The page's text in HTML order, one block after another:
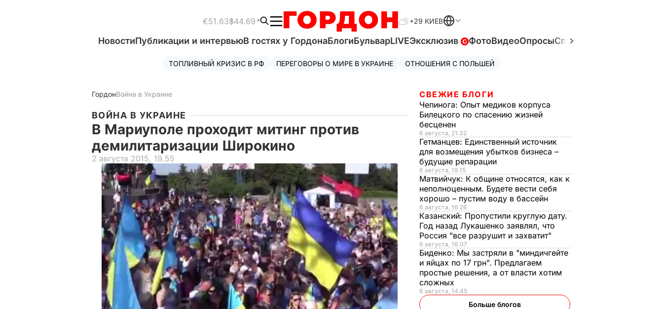
€51.63$44.69 +29 КИЕВ
НовостиПубликации и интервьюВ гостях у ГордонаБлогиБульварLIVEЭксклюзив ФотоВидеоОпросыСпецпроекты
ТОПЛИВНЫЙ КРИЗИС В РФ ПЕРЕГОВОРЫ О МИРЕ В УКРАИНЕ ОТНОШЕНИЯ С ПОЛЬШЕЙ
ГордонВойна в Украине
ВОЙНА В УКРАИНЕ
В Мариуполе проходит митинг против
демилитаризации Широкино
2 августа 2015, 19.55
СВЕЖИЕ БЛОГИ
Чепинога: Опыт медиков корпуса
Билецкого по спасению жизней
бесценен
6 августа, 21.32
Гетманцев: Единственный источник
для возмещения убытков бизнеса –
будущие репарации
6 августа, 19.15
Матвийчук: К общине относятся, как к
неполноценным. Будете вести себя
хорошо – пустим воду в бассейн
6 августа, 16.26
Казанский: Пропустили круглую дату.
Год назад Лукашенко заявлял, что
Россия "все разрушит и захватит"
6 августа, 16.07
Биденко: Мы застряли в "миндичгейте
и яйцах по 17 грн". Предлагаем
простые решения, а от власти хотим
сложных
6 августа, 14.45
Больше блогов